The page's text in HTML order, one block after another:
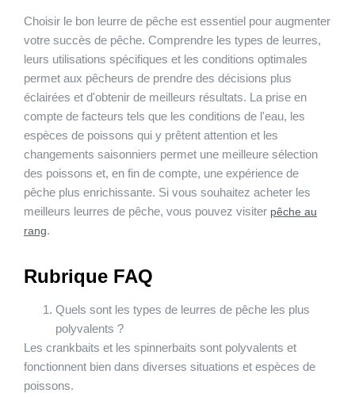
Choisir le bon leurre de pêche est essentiel pour augmenter
votre succès de pêche. Comprendre les types de leurres,
leurs utilisations spécifiques et les conditions optimales
permet aux pêcheurs de prendre des décisions plus
éclairées et d'obtenir de meilleurs résultats. La prise en
compte de facteurs tels que les conditions de l'eau, les
espèces de poissons qui y prêtent attention et les
changements saisonniers permet une meilleure sélection
des poissons et, en fin de compte, une expérience de
pêche plus enrichissante. Si vous souhaitez acheter les
meilleurs leurres de pêche, vous pouvez visiter pêche au
rang.
Rubrique FAQ
Quels sont les types de leurres de pêche les plus
polyvalents ?
Les crankbaits et les spinnerbaits sont polyvalents et
fonctionnent bien dans diverses situations et espèces de
poissons.